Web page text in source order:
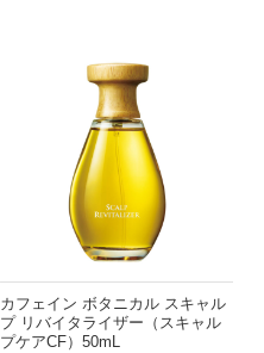
カフェイン ボタニカル スキャル
プ リバイタライザー（スキャル
プケアCF）50mL